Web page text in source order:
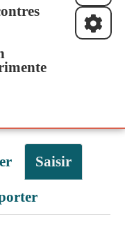
Saisir